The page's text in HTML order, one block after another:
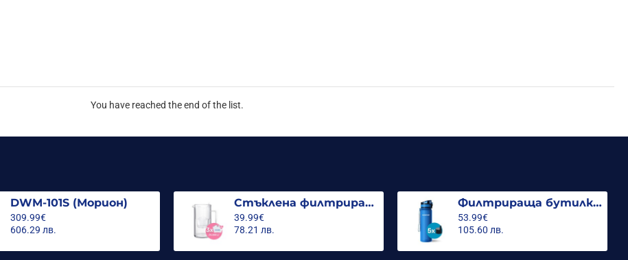
You have reached the end of the list.
DWM-101S (Морион)
309.99€
606.29 лв.
Стъклена филтрираща кана Гласс, 2.5л с 3 филтъра MFP Mg
39.99€
78.21 лв.
Филтрираща бутилка City 500ml. (с 5 филтъра)
53.99€
105.60 лв.